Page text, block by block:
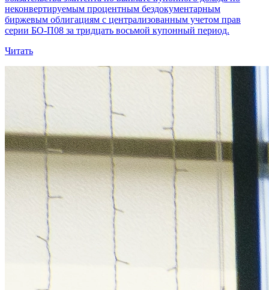
неконвертируемым процентным бездокументарным
биржевым облигациям с централизованным учетом прав
серии БО-П08 за тридцать восьмой купонный период.
Читать